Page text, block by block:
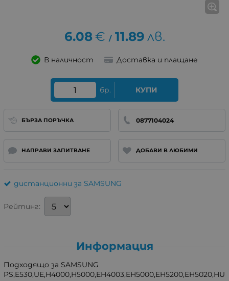
6.08€ / 11.89 лв.
В наличност Доставка и плащане
бр. КУПИ
БЪРЗА ПОРЪЧКА 0877104024
НАПРАВИ ЗАПИТВАНЕ ДОБАВИ В ЛЮБИМИ
дистанционни за SAMSUNG
Рейтинг:
Информация
Подходящо за SAMSUNG
PS,E530,UE,H4000,H5000,EH4003,EH5000,EH5200,EH5020,HU